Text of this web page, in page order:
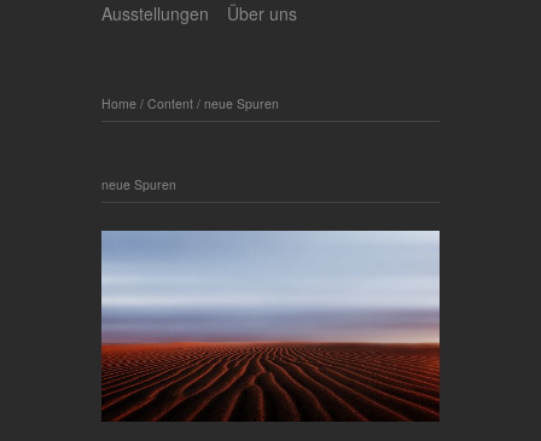
Ausstellungen
Über uns
Home / Content / neue Spuren
neue Spuren